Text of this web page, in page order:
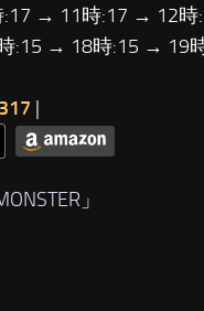
→ 11時:17 → 12
:15 → 18時:15 → 19
|
」